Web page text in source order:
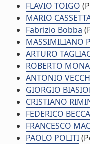
FLAVIO TOIGO
MARIO
Fabrizio Bobba
MASSIMILIANO
ARTURO
ROBERTO
ANTONIO
GIORGIO
CRISTIANO
FEDERICO BECCA
FRANCESCO
PAOLO POLITI